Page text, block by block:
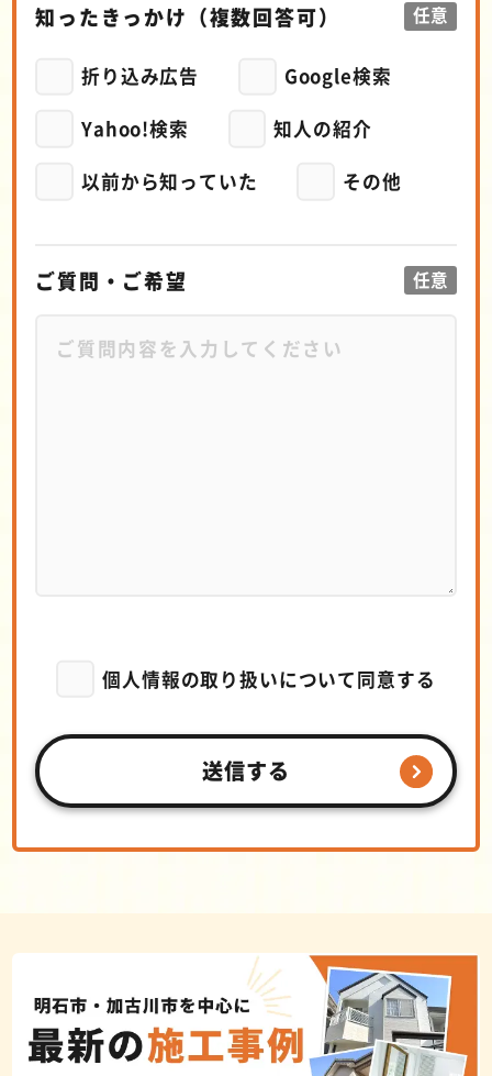
知ったきっかけ （複数回答可） 任意
折り込み広告
Google検索
Yahoo!検索
知人の紹介
以前から知っていた
その他
ご質問・ご希望 任意
個人情報の取り扱いについて同意する